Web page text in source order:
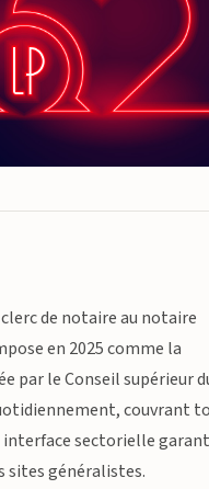
de notaire au notaire
en 2025 comme la
par le Conseil supérieur
couvrant
interface sectorielle
sites généralistes.